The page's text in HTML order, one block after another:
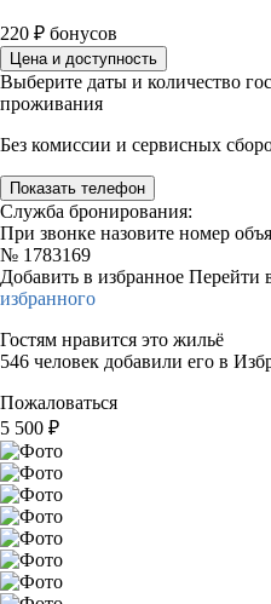
220 ₽ бонусов
Цена и доступность
Выберите даты и количество
проживания
Без комиссии и сервисных
Показать телефон
Служба бронирования:
При звонке назовите номер
№ 1783169
Добавить в избранное Перейти
избранного
Гостям нравится это жильё
546 человек добавили его в
Пожаловаться
5 500 ₽